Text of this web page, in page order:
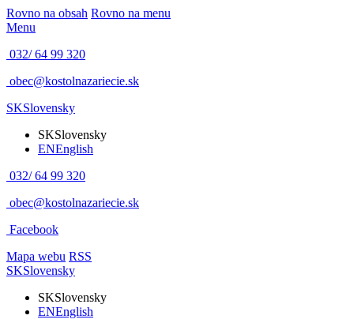
Rovno na obsah Rovno na menu
Menu
032/ 64 99 320
obec@kostolnazariecie.sk
SKSlovensky
SKSlovensky
ENEnglish
032/ 64 99 320
obec@kostolnazariecie.sk
Facebook
Mapa webu RSS
SKSlovensky
SKSlovensky
ENEnglish